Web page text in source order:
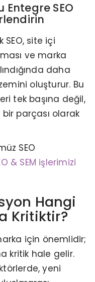
Entegre SEO
SEO, site içi
ve marka
daha
oluşturur. Bu
tek başına değil,
bir parçası olarak
SEO
& SEM işlerimizi
Hangi
Kritiktir?
için önemlidir;
kritik hale gelir.
yeni